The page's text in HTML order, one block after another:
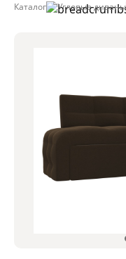
Каталог Угловые диваны